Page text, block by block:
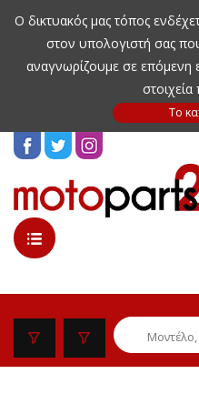
Ο δικτυακός μας τόπος
στον υπολογιστή σας
αναγνωρίζουμε σε επόμενη